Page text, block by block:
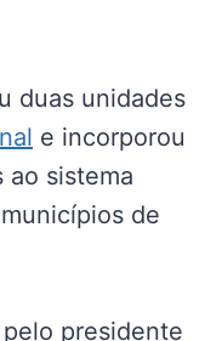
duas unidades
e incorporou
ao sistema
de
presidente